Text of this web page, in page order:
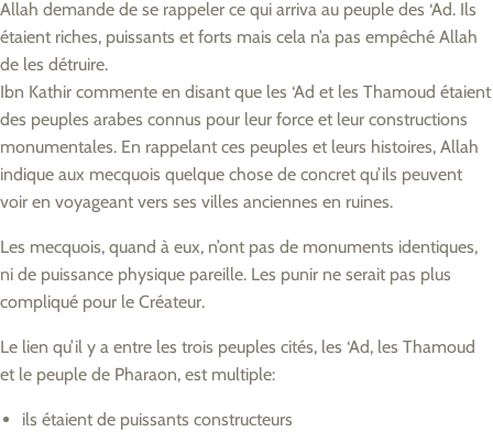
Allah demande de se rappeler ce qui arriva au peuple des ‘Ad. Ils
étaient riches, puissants et forts mais cela n’a pas empêché Allah
de les détruire.
Ibn Kathir commente en disant que les ‘Ad et les Thamoud étaient
des peuples arabes connus pour leur force et leur constructions
monumentales. En rappelant ces peuples et leurs histoires, Allah
indique aux mecquois quelque chose de concret qu’ils peuvent
voir en voyageant vers ses villes anciennes en ruines.
Les mecquois, quand à eux, n’ont pas de monuments identiques,
ni de puissance physique pareille. Les punir ne serait pas plus
compliqué pour le Créateur.
Le lien qu’il y a entre les trois peuples cités, les ‘Ad, les Thamoud
et le peuple de Pharaon, est multiple:
ils étaient de puissants constructeurs